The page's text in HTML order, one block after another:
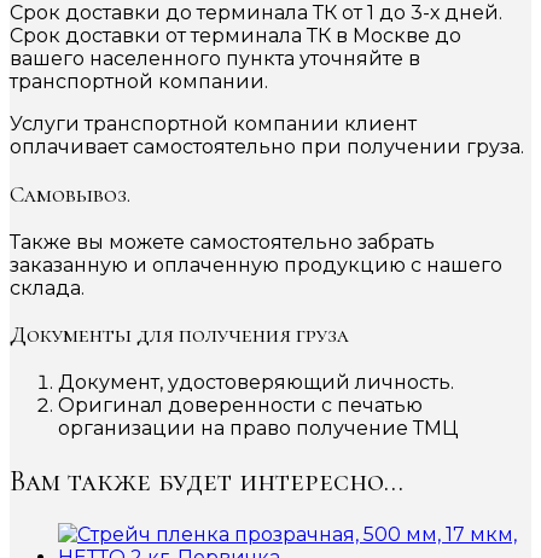
Срок доставки до терминала ТК от 1 до 3-х дней.
Срок доставки от терминала ТК в Москве до
вашего населенного пункта уточняйте в
транспортной компании.
Услуги транспортной компании клиент
оплачивает самостоятельно при получении груза.
Самовывоз.
Также вы можете самостоятельно забрать
заказанную и оплаченную продукцию с нашего
склада.
Документы для получения груза
Документ, удостоверяющий личность.
Оригинал доверенности с печатью
организации на право получение ТМЦ
Вам также будет интересно…